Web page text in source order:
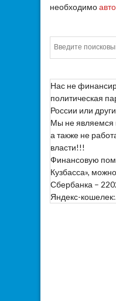
необходимо
Нас не
политическая
России или
Мы не являемся
а также не
власти!!!
Финансовую
Кузбасса»,
Сбербанка –
Яндекс-